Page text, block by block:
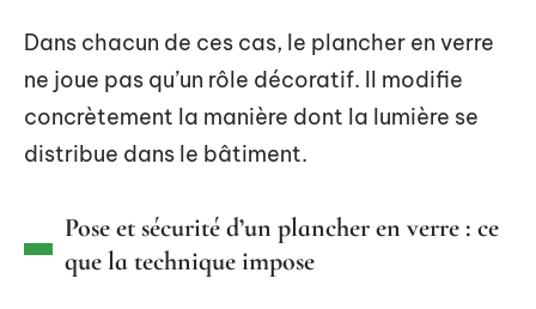
Dans chacun de ces cas, le plancher en verre
ne joue pas qu’un rôle décoratif. Il modifie
concrètement la manière dont la lumière se
distribue dans le bâtiment.
Pose et sécurité d’un plancher en verre : ce
que la technique impose